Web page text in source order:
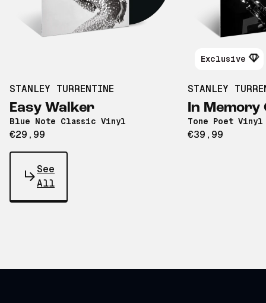
STANLEY TURRENTINE
Easy Walker
Blue Note Classic Vinyl
€29,99
Exclusive
STANLEY
In Memory
Tone Poet Vinyl
€39,99
See
All